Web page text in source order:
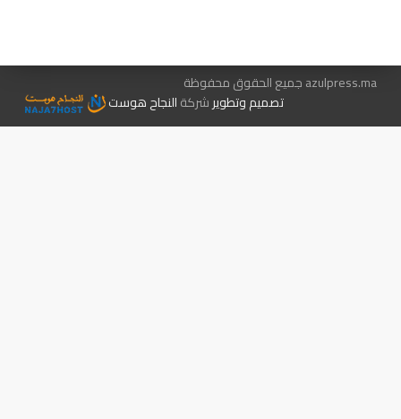
azulpress.ma جميع الحقوق محفوظة
تصميم وتطويرشركةالنجاح هوست